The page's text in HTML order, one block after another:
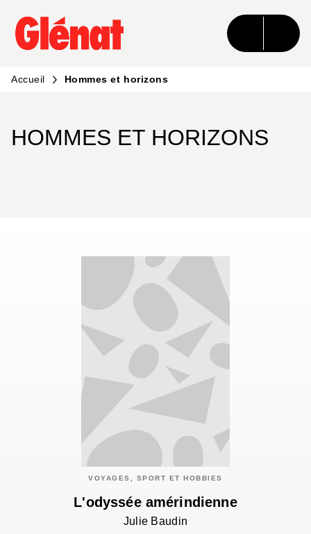
MENU RECHERCHE CONTENU
PIED DE PAGE
Accueil Hommes et horizons
HOMMES ET HORIZONS
VOYAGES, SPORT ET HOBBIES
L'odyssée amérindienne
Julie Baudin